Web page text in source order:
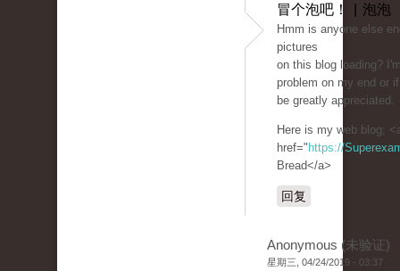
冒个泡吧！ | 泡泡
Hmm is anyone else
pictures
on this blog loading?
problem on my end or
be greatly appreciated.
Here is my web blog;
href=" https://
Bread</a>
回复
Anonymous (未验证)
星期三, 04/24/2019 - 03:37